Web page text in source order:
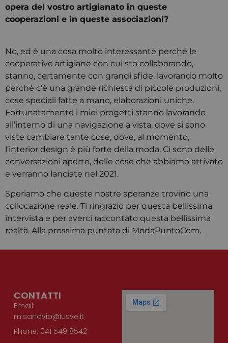
opera del vostro artigianato in queste
cooperazioni e in queste associazioni?
No, ed è una cosa molto interessante perché le
cooperative artigiane con cui sto collaborando,
stanno, certamente con grandi sfide, lavorando molto
perché c’è una grande richiesta di piccole produzioni,
cose speciali fatte a mano, elaborazioni uniche.
Fortunatamente i miei progetti stanno lavorando
all’interno di una navigazione a vista, dove si sono
viste cambiare tante cose, dove, al momento,
l’interior design è più forte della moda. Ci sono delle
conversazioni aperte, delle cose che abbiamo attivato
e verranno lanciate nel 2021.
Speriamo che queste nostre speranze trovino una
collocazione reale. Ti ringrazio per questa bellissima
intervista e per averci raccontato questa bellissima
realtà. Alla prossima puntata di ModaPuntoCom.
CONTATTI
Email:
m.sanavio@iusve.it
Phone: 041 549 8542